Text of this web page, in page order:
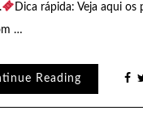
Dica rápida: Veja aqui os
…
Reading